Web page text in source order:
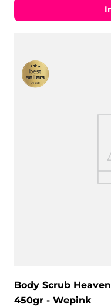
Body Scrub
450gr - Wepink